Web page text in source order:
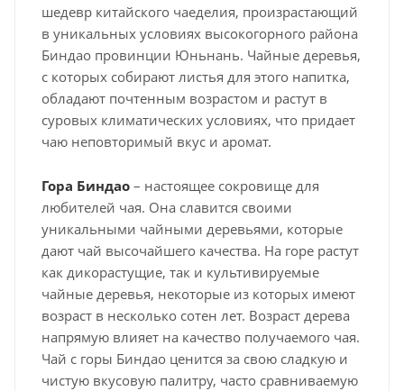
шедевр китайского чаеделия, произрастающий
в уникальных условиях высокогорного района
Биндао провинции Юньнань. Чайные деревья,
с которых собирают листья для этого напитка,
обладают почтенным возрастом и растут в
суровых климатических условиях, что придает
чаю неповторимый вкус и аромат.
Гора Биндао – настоящее сокровище для
любителей чая. Она славится своими
уникальными чайными деревьями, которые
дают чай высочайшего качества. На горе растут
как дикорастущие, так и культивируемые
чайные деревья, некоторые из которых имеют
возраст в несколько сотен лет. Возраст дерева
напрямую влияет на качество получаемого чая.
Чай с горы Биндао ценится за свою сладкую и
чистую вкусовую палитру, часто сравниваемую